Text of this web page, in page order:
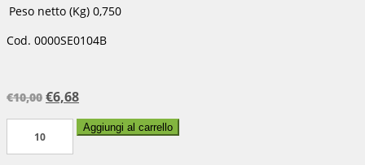
Peso netto (Kg) 0,750
Cod. 0000SE0104B
€10,00 €6,68
Secchio
Aggiungi al carrello